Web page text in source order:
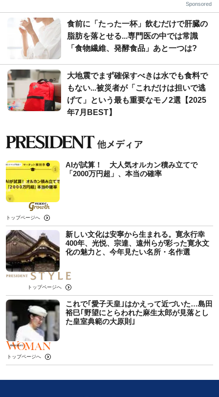
Sponsored
食前に「たった一杯」飲むだけで肝臓の
脂肪を落とせる...専門医の中では常識
「食物繊維、発酵食品」あと一つは?
大地震でまず確保すべきは水でも食料で
もない...被災者が「これだけは担いで逃
げて」という最も重要なモノ2選【2025
年7月BEST】
AIが試算！ 大人気オルカン積み立てで
「2000万円超」、本当の確率
トップページへ
新しい文化は安寧から生まれる。寛永行幸
400年、光悦、宗達、遠州らが彩った寛永文
化の魅力と、今年見たい名所・名作選
トップページへ
これで｢愛子天皇｣はかえって近づいた…島田
裕巳｢野望にとらわれた麻生太郎が見落とし
た皇室典範の大原則｣
トップページへ